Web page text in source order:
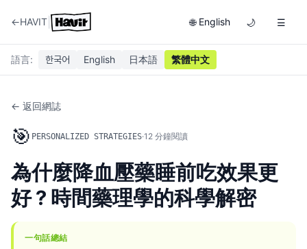
←HAVIT 🌐 English 🌙 ☰
語言: 한국어 English 日本語 繁體中文
← 返回網誌
🎯 PERSONALIZED STRATEGIES·12 分鐘閱讀
為什麼降血壓藥睡前吃效果更
好？時間藥理學的科學解密
一句話總結